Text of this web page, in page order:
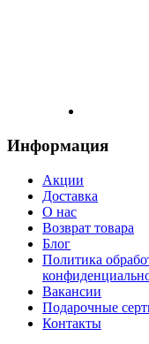
Информация
Акции
Доставка
О нас
Возврат товара
Блог
Политика
Вакансии
Подарочные
Контакты